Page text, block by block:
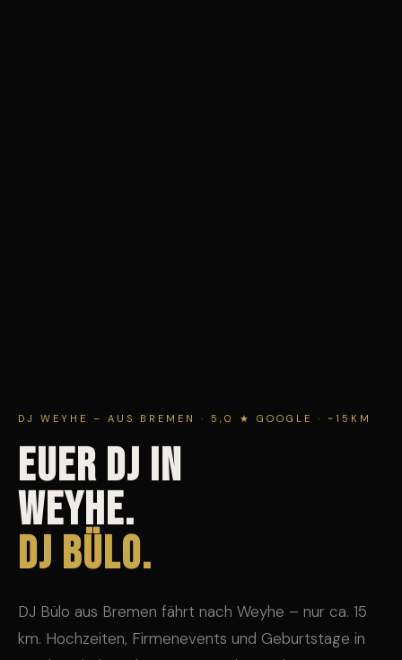
DJ WEYHE – AUS BREMEN · 5,0 ★ GOOGLE · ~15KM
EUER DJ IN
WEYHE.
DJ Bülo.
DJ Bülo aus Bremen fährt nach Weyhe – nur ca. 15
km. Hochzeiten, Firmenevents und Geburtstage in